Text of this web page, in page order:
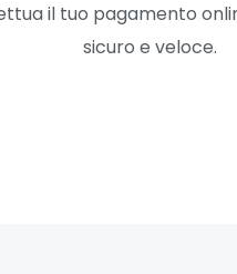
il tuo pagamento
sicuro e veloce.